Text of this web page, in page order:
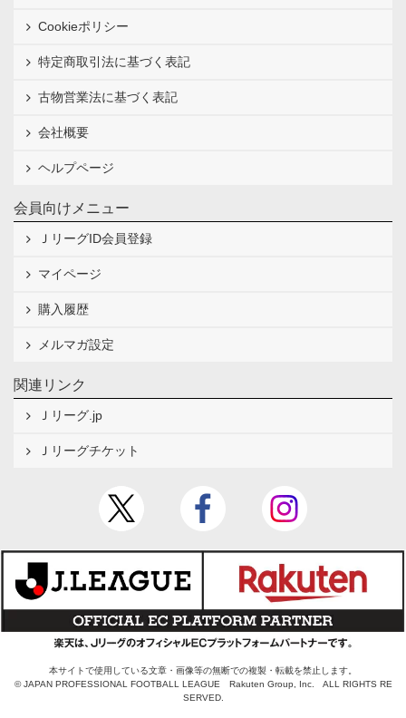
Cookieポリシー
特定商取引法に基づく表記
古物営業法に基づく表記
会社概要
ヘルプページ
会員向けメニュー
ＪリーグID会員登録
マイページ
購入履歴
メルマガ設定
関連リンク
Ｊリーグ.jp
Ｊリーグチケット
本サイトで使用している文章・画像等の無断での複製・転載を禁止します。
© JAPAN PROFESSIONAL FOOTBALL LEAGUE Rakuten Group, Inc. ALL RIGHTS RE
SERVED.